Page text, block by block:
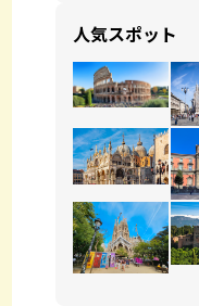
人気スポット